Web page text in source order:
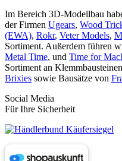
Im Bereich 3D-Modellbau
der Firmen Ugears, Wood
(EWA), Rokr, Veter Models,
Sortiment. Außerdem führen
Metal Time, und Time for
Sortiment an
Brixies sowie Bausätze von
Social Media
Für Ihre Sicherheit